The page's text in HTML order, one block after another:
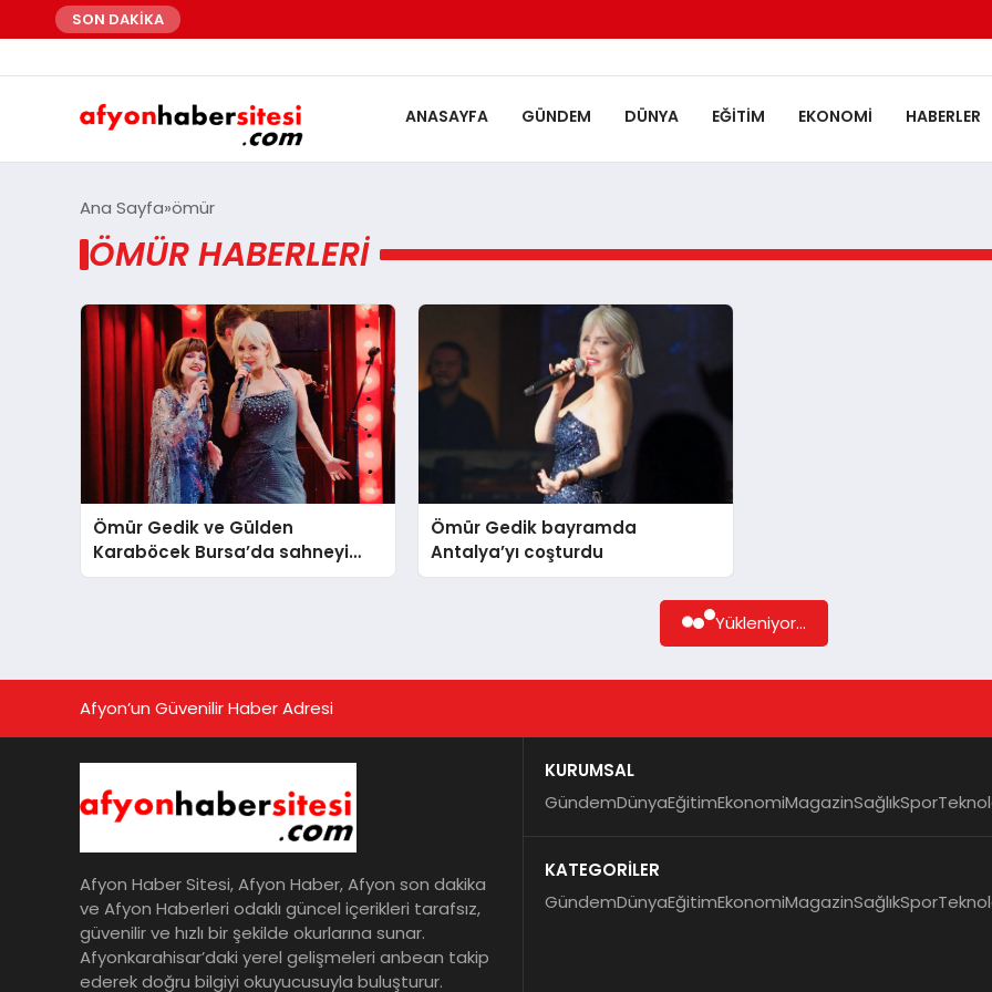
SON DAKİKA
ANASAYFA GÜNDEM DÜNYA EĞITIM EKONOMI HABERLER
Ana Sayfa ömür
ÖMÜR HABERLERI
Ömür Gedik ve Gülden
Karaböcek Bursa’da sahneyi
salladı
Ömür Gedik bayramda
Antalya’yı coşturdu
Yükleniyor...
Afyon’un Güvenilir Haber Adresi
Afyon Haber Sitesi, Afyon Haber, Afyon son dakika
ve Afyon Haberleri odaklı güncel içerikleri tarafsız,
güvenilir ve hızlı bir şekilde okurlarına sunar.
Afyonkarahisar’daki yerel gelişmeleri anbean takip
ederek doğru bilgiyi okuyucusuyla buluşturur.
KURUMSAL
GündemDünyaEğitimEkonomiMagazinSağlıkSpor
KATEGORİLER
GündemDünyaEğitimEkonomiMagazinSağlıkSpor